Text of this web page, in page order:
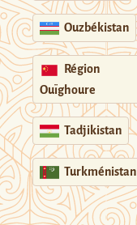
Ouzbékistan
Région
Ouïghoure
Tadjikistan
Turkménistan